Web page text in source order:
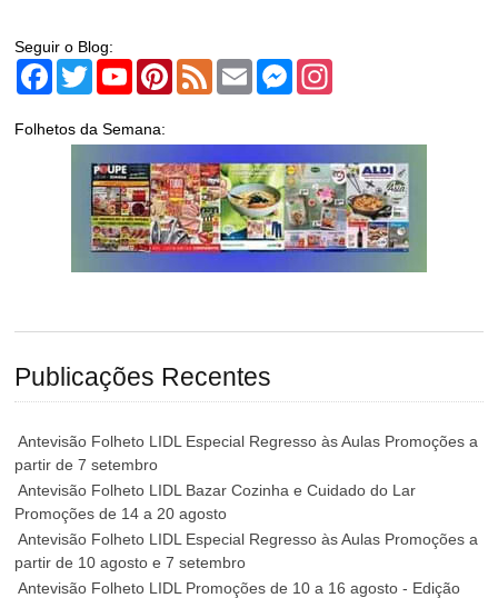
Seguir o Blog:
Facebook
TwitterYouTubePinterest
Feed Email Messenger
Folhetos da Semana:
Publicações Recentes
Antevisão Folheto LIDL Especial Regresso às Aulas Promoções a
partir de 7 setembro
Antevisão Folheto LIDL Bazar Cozinha e Cuidado do Lar
Promoções de 14 a 20 agosto
Antevisão Folheto LIDL Especial Regresso às Aulas Promoções a
partir de 10 agosto e 7 setembro
Antevisão Folheto LIDL Promoções de 10 a 16 agosto - Edição